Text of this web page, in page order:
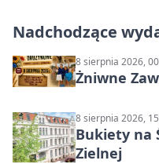
Nadchodzące
8 sierpnia 2026,
Żniwne
8 sierpnia 2026,
Bukiety na
Zielnej